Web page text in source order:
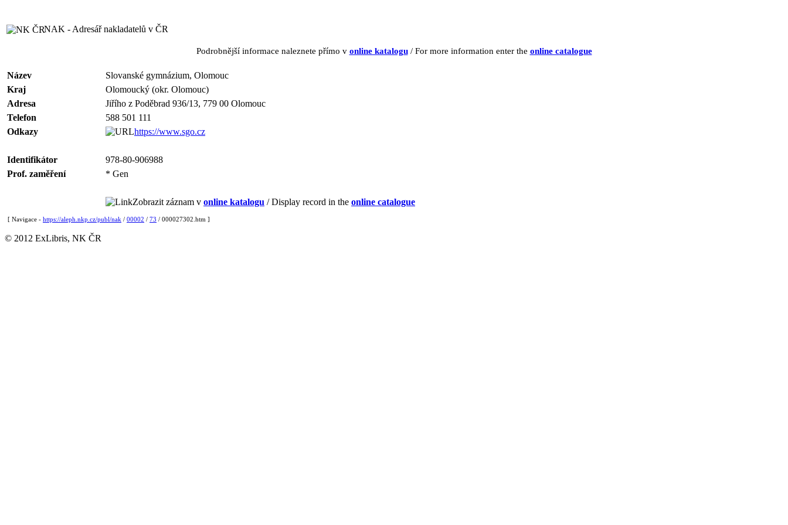
NAK - Adresář nakladatelů v ČR
Podrobnější informace naleznete přímo v online katalogu/ For more information enter the online catalogue
Název
Slovanské gymnázium, Olomouc
Kraj
Olomoucký (okr. Olomouc)
Adresa
Jiřího z Poděbrad 936/13, 779 00 Olomouc
Telefon
588 501 111
Odkazy
https://www.sgo.cz
Identifikátor
978-80-906988
Prof. zaměření
* Gen
Zobrazit záznam v online katalogu / Display record in the online catalogue
[ Navigace - https://aleph.nkp.cz/publ/nak / 00002 / 73 / 000027302.htm ]
© 2012 ExLibris, NK ČR